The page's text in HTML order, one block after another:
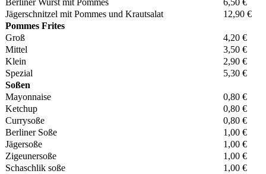
Berliner Wurst mit Pommes
6,50 €
Jägerschnitzel mit Pommes und Krautsalat
12,90 €
Pommes Frites
Groß
4,20 €
Mittel
3,50 €
Klein
2,90 €
Spezial
5,30 €
Soßen
Mayonnaise
0,80 €
Ketchup
0,80 €
Currysoße
0,80 €
Berliner Soße
1,00 €
Jägersoße
1,00 €
Zigeunersoße
1,00 €
Schaschlik soße
1,00 €